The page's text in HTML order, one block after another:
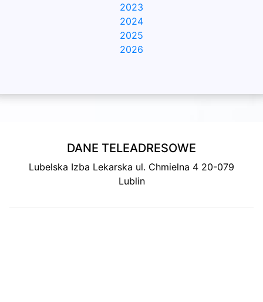
2023
2024
2025
2026
DANE TELEADRESOWE
Lubelska Izba Lekarska ul. Chmielna 4 20-079
Lublin